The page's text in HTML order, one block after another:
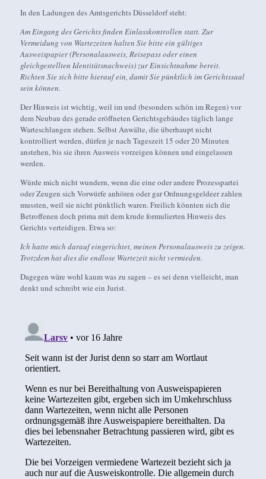
In den Ladungen des Amtsgerichts Düsseldorf steht:
Am Eingang des Gerichts finden Einlasskontrollen statt. Zur
Vermeidung von Wartezeiten halten Sie bitte ein gültiges
Ausweispapier (Personalausweis, Reisepass oder einen
gleichgestellten Identitätsnachweis) zur Einsichtnahme bereit.
Richten Sie sich bitte hierauf ein, damit Sie pünktlich im Gerichtssaal
sein können.
Der Hinweis ist wichtig, weil im und (besonders schön im Regen) vor
dem Neubau des gerade eröffneten Gerichtsgebäudes täglich lange
Warteschlangen stehen. Selbst Anwälte, die überhaupt nicht
kontrolliert werden, dürfen je nach Tageszeit 15 oder 20 Minuten
anstehen, bis sie ihren Ausweis vorzeigen können und eingelassen
werden.
Würde mich nicht wundern, wenn die eine oder andere Prozesspartei
oder Zeugen sich Vorwürfe anhören oder gar Ordnungsgeldeer zahlen
mussten, weil sie nicht pünktlich waren. Freilich könnten sich die
Betroffenen doch prima mit dem krude formulierten Hinweis des
Gerichts verteidigen. Etwa so:
Ich hatte mich darauf eingerichtet, meinen Personalausweis zu zeigen.
Trotzdem hat dies die endlose Wartezeit nicht vermieden.
Dagegen wäre wohl kaum was zu sagen – es sei denn vielleicht, man
denkt und schreibt wie ein Jurist.